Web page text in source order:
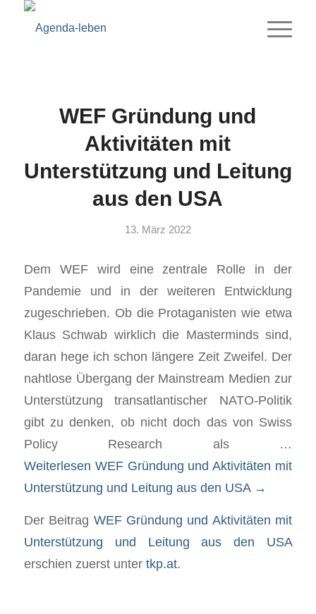
WEF Gründung und
Aktivitäten mit
Unterstützung und Leitung
aus den USA
13. März 2022
Dem WEF wird eine zentrale Rolle in der
Pandemie und in der weiteren Entwicklung
zugeschrieben. Ob die Protaganisten wie etwa
Klaus Schwab wirklich die Masterminds sind,
daran hege ich schon längere Zeit Zweifel. Der
nahtlose Übergang der Mainstream Medien zur
Unterstützung transatlantischer NATO-Politik
gibt zu denken, ob nicht doch das von Swiss
Policy Research als …
Weiterlesen WEF Gründung und Aktivitäten mit
Unterstützung und Leitung aus den USA →
Der Beitrag WEF Gründung und Aktivitäten mit
Unterstützung und Leitung aus den USA
erschien zuerst unter tkp.at.